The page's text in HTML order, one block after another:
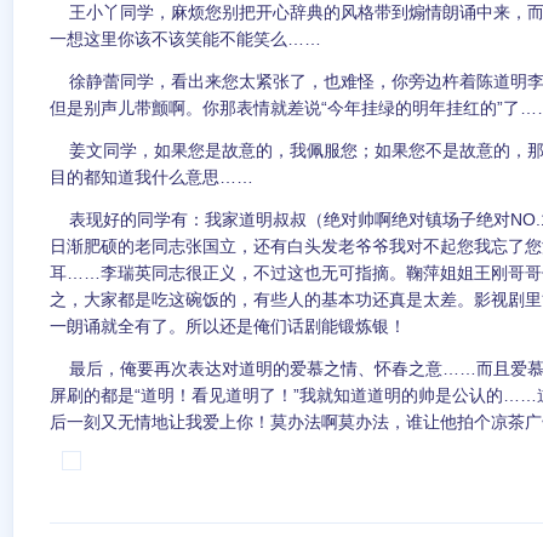
王小丫同学，麻烦您别把开心辞典的风格带到煽情朗诵中来，
一想这里你该不该笑能不能笑么……
徐静蕾同学，看出来您太紧张了，也难怪，你旁边杵着陈道明
但是别声儿带颤啊。你那表情就差说“今年挂绿的明年挂红的”了
姜文同学，如果您是故意的，我佩服您；如果您不是故意的，
目的都知道我什么意思……
表现好的同学有：我家道明叔叔（绝对帅啊绝对镇场子绝对
日渐肥硕的老同志张国立，还有白头发老爷爷我对不起您我忘了
耳……李瑞英同志很正义，不过这也无可指摘。鞠萍姐姐王刚哥
之，大家都是吃这碗饭的，有些人的基本功还真是太差。影视剧
一朗诵就全有了。所以还是俺们话剧能锻炼银！
最后，俺要再次表达对道明的爱慕之情、怀春之意……而且爱
屏刷的都是“道明！看见道明了！”我就知道道明的帅是公认的……
后一刻又无情地让我爱上你！莫办法啊莫办法，谁让他拍个凉